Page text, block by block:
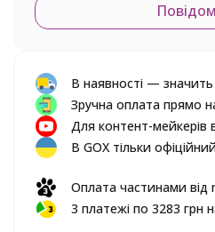
В наявності — значить
Зручна оплата прямо
Для контент-мейкерів
В GOX тільки
Оплата частинами
3 платежі по 3283 грн